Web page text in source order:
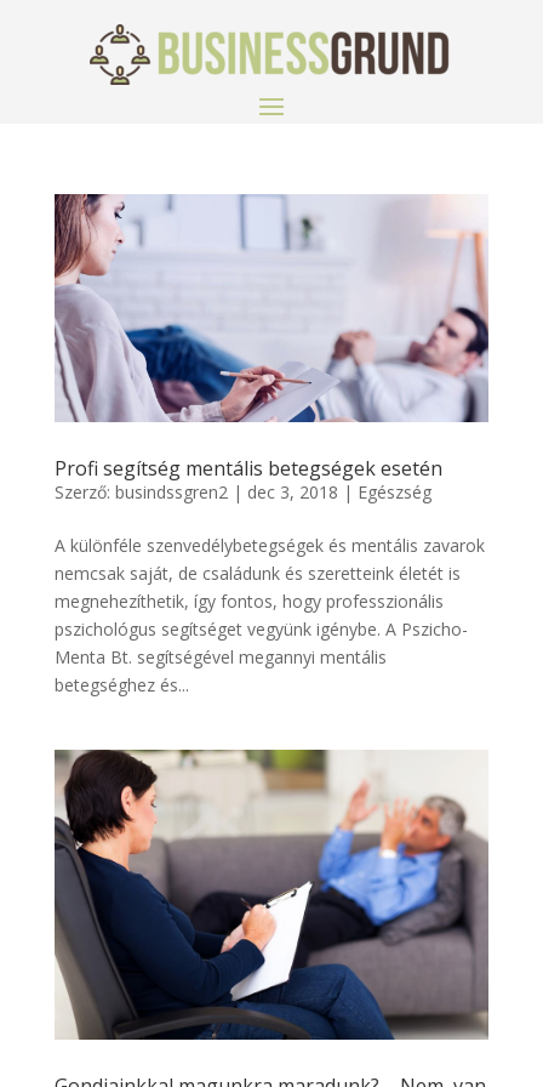
Profi segítség mentális betegségek esetén
Szerző: busindssgren2| dec 3, 2018 | Egészség
A különféle szenvedélybetegségek és mentális zavarok
nemcsak saját, de családunk és szeretteink életét is
megnehezíthetik, így fontos, hogy professzionális
pszichológus segítséget vegyünk igénybe. A Pszicho-
Menta Bt. segítségével megannyi mentális
betegséghez és...